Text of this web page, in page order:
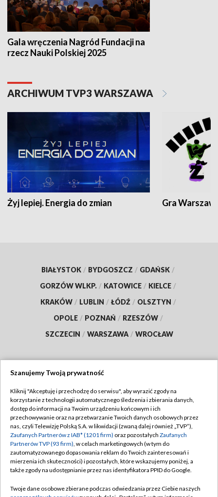
Gala wręczenia Nagród Fundacji na
rzecz Nauki Polskiej 2025
ARCHIWUM TVP3 WARSZAWA
Żyj lepiej. Energia do zmian Gra
BIAŁYSTOK / BYDGOSZCZ / GDAŃSK /
GORZÓW WLKP. / KATOWICE / KIELCE /
KRAKÓW / LUBLIN / ŁÓDŹ / OLSZTYN /
OPOLE / POZNAŃ / RZESZÓW /
SZCZECIN / WARSZAWA / WROCŁAW
TVP
Abonament TVP
Emisja w TVP
Centrum informacji TVP
Naziemna Telewizja Cyfrowa
Regulamin TVP
Polityka prywatności
Moje zgody
Pomoc
Szanujemy Twoją prywatność
Kliknij "Akceptuję i przechodzę do serwisu", aby wyrazić zgody na
korzystanie z technologii automatycznego śledzenia i zbierania danych,
dostęp do informacji na Twoim urządzeniu końcowym i ich
przechowywanie oraz na przetwarzanie Twoich danych osobowych przez
nas, czyli Telewizję Polską S.A. w likwidacji (zwaną dalej również „TVP”),
Zaufanych Partnerów z IAB* (1201 firm) oraz pozostałych Zaufanych
Partnerów TVP (93 firm), w celach marketingowych (w tym do
zautomatyzowanego dopasowania reklam do Twoich zainteresowań i
mierzenia ich skuteczności) i pozostałych, które wskazujemy poniżej, a
także zgody na udostępnianie przez nas identyfikatora PPID do Google.
Twoje dane osobowe zbierane podczas odwiedzania przez Ciebie naszych